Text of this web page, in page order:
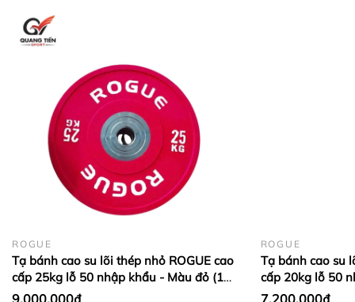
ROGUE
Tạ bánh cao su lõi thép nhỏ ROGUE cao
cấp 25kg lỗ 50 nhập khẩu - Màu đỏ (1
cặp)
9.000.000₫
ROGUE
Tạ bánh cao su
cấp 20kg lỗ 50
Dương (1 cặp)
7.200.000₫